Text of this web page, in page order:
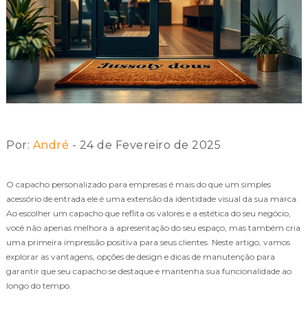
Por: André - 24 de Fevereiro de 2025
O capacho personalizado para empresas é mais do que um simples
acessório de entrada ele é uma extensão da identidade visual da sua marca.
Ao escolher um capacho que reflita os valores e a estética do seu negócio,
você não apenas melhora a apresentação do seu espaço, mas também cria
uma primeira impressão positiva para seus clientes. Neste artigo, vamos
explorar as vantagens, opções de design e dicas de manutenção para
garantir que seu capacho se destaque e mantenha sua funcionalidade ao
longo do tempo.